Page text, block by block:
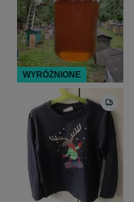
WYRÓŻNIONE